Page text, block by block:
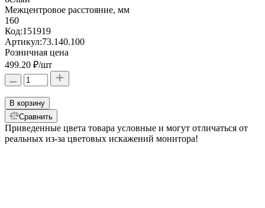
Межцентровое расстояние, мм
160
Код:151919
Артикул:73.140.100
Розничная цена
499.20 ₽/шт
В корзину
Сравнить
Приведенные цвета товара условные и могут отличаться от
реальных из-за цветовых искажений монитора!